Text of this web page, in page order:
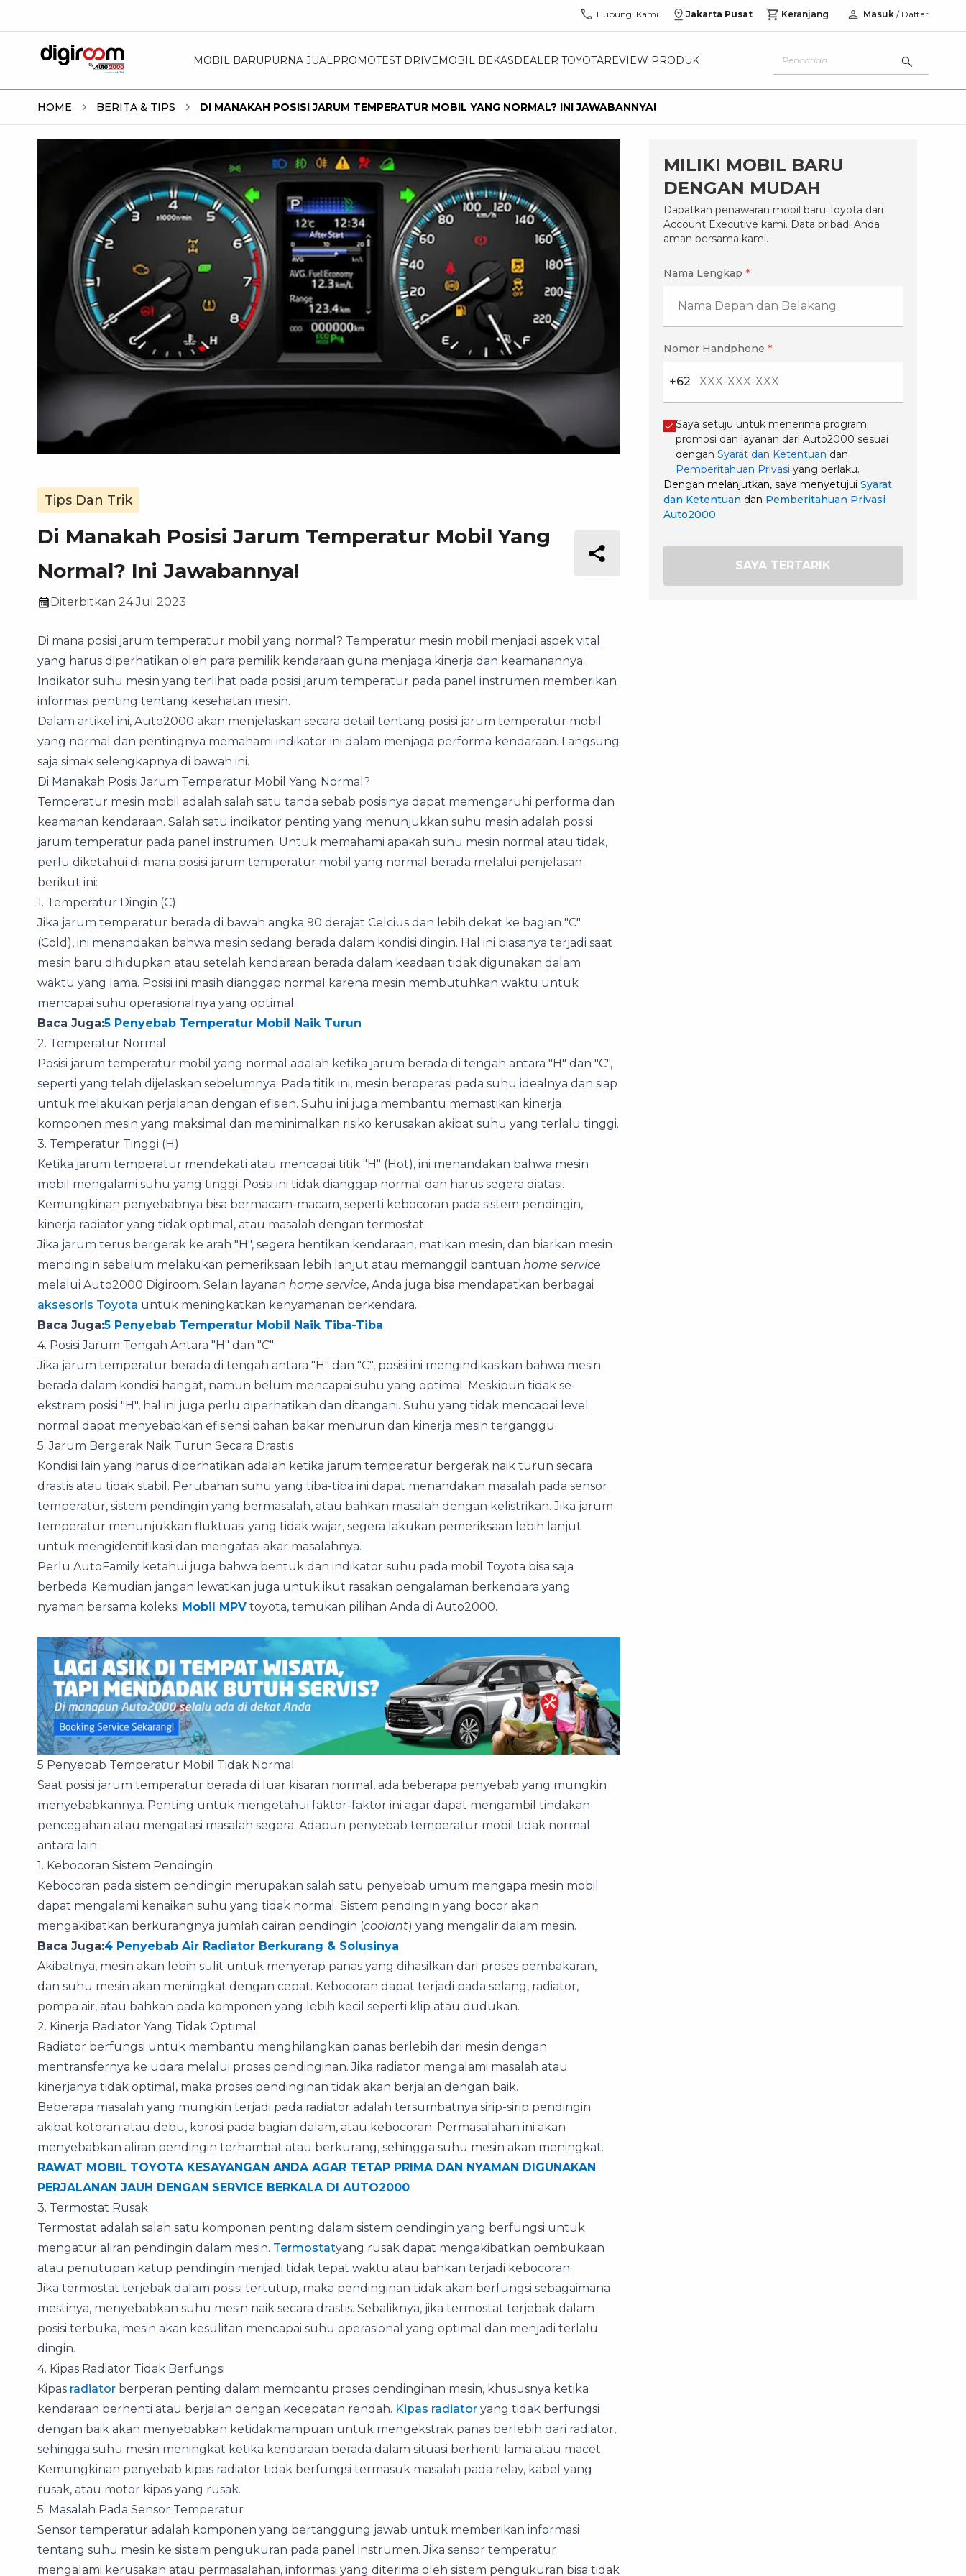
Hubungi Kami Jakarta Pusat Keranjang Masuk / Daftar
MOBIL BARUPURNA JUAL PROMOTEST DRIVEMOBIL BEKASDEALER TOYOTAREVIEW PRODUK
HOME BERITA & TIPS DI MANAKAH POSISI JARUM TEMPERATUR MOBIL YANG NORMAL? INI JAWABANNYA!
Tips Dan Trik
Di Manakah Posisi Jarum Temperatur Mobil Yang
Normal? Ini Jawabannya!
Diterbitkan 24 Jul 2023
Di mana posisi jarum temperatur mobil yang normal? Temperatur mesin mobil menjadi aspek vital
yang harus diperhatikan oleh para pemilik kendaraan guna menjaga kinerja dan keamanannya.
Indikator suhu mesin yang terlihat pada posisi jarum temperatur pada panel instrumen memberikan
informasi penting tentang kesehatan mesin.
Dalam artikel ini, Auto2000 akan menjelaskan secara detail tentang posisi jarum temperatur mobil
yang normal dan pentingnya memahami indikator ini dalam menjaga performa kendaraan. Langsung
saja simak selengkapnya di bawah ini.
Di Manakah Posisi Jarum Temperatur Mobil Yang Normal?
Temperatur mesin mobil adalah salah satu tanda sebab posisinya dapat memengaruhi performa dan
keamanan kendaraan. Salah satu indikator penting yang menunjukkan suhu mesin adalah posisi
jarum temperatur pada panel instrumen. Untuk memahami apakah suhu mesin normal atau tidak,
perlu diketahui di mana posisi jarum temperatur mobil yang normal berada melalui penjelasan
berikut ini:
1. Temperatur Dingin (C)
Jika jarum temperatur berada di bawah angka 90 derajat Celcius dan lebih dekat ke bagian "C"
(Cold), ini menandakan bahwa mesin sedang berada dalam kondisi dingin. Hal ini biasanya terjadi saat
mesin baru dihidupkan atau setelah kendaraan berada dalam keadaan tidak digunakan dalam
waktu yang lama. Posisi ini masih dianggap normal karena mesin membutuhkan waktu untuk
mencapai suhu operasionalnya yang optimal.
Baca Juga:5 Penyebab Temperatur Mobil Naik Turun
2. Temperatur Normal
Posisi jarum temperatur mobil yang normal adalah ketika jarum berada di tengah antara "H" dan "C",
seperti yang telah dijelaskan sebelumnya. Pada titik ini, mesin beroperasi pada suhu idealnya dan siap
untuk melakukan perjalanan dengan efisien. Suhu ini juga membantu memastikan kinerja
komponen mesin yang maksimal dan meminimalkan risiko kerusakan akibat suhu yang terlalu tinggi.
3. Temperatur Tinggi (H)
Ketika jarum temperatur mendekati atau mencapai titik "H" (Hot), ini menandakan bahwa mesin
mobil mengalami suhu yang tinggi. Posisi ini tidak dianggap normal dan harus segera diatasi.
Kemungkinan penyebabnya bisa bermacam-macam, seperti kebocoran pada sistem pendingin,
kinerja radiator yang tidak optimal, atau masalah dengan termostat.
Jika jarum terus bergerak ke arah "H", segera hentikan kendaraan, matikan mesin, dan biarkan mesin
mendingin sebelum melakukan pemeriksaan lebih lanjut atau memanggil bantuan home service
melalui Auto2000 Digiroom. Selain layanan home service, Anda juga bisa mendapatkan berbagai
aksesoris Toyota untuk meningkatkan kenyamanan berkendara.
Baca Juga:5 Penyebab Temperatur Mobil Naik Tiba-Tiba
4. Posisi Jarum Tengah Antara "H" dan "C"
Jika jarum temperatur berada di tengah antara "H" dan "C", posisi ini mengindikasikan bahwa mesin
berada dalam kondisi hangat, namun belum mencapai suhu yang optimal. Meskipun tidak se-
ekstrem posisi "H", hal ini juga perlu diperhatikan dan ditangani. Suhu yang tidak mencapai level
normal dapat menyebabkan efisiensi bahan bakar menurun dan kinerja mesin terganggu.
5. Jarum Bergerak Naik Turun Secara Drastis
Kondisi lain yang harus diperhatikan adalah ketika jarum temperatur bergerak naik turun secara
drastis atau tidak stabil. Perubahan suhu yang tiba-tiba ini dapat menandakan masalah pada sensor
temperatur, sistem pendingin yang bermasalah, atau bahkan masalah dengan kelistrikan. Jika jarum
temperatur menunjukkan fluktuasi yang tidak wajar, segera lakukan pemeriksaan lebih lanjut
untuk mengidentifikasi dan mengatasi akar masalahnya.
Perlu AutoFamily ketahui juga bahwa bentuk dan indikator suhu pada mobil Toyota bisa saja
berbeda. Kemudian jangan lewatkan juga untuk ikut rasakan pengalaman berkendara yang
nyaman bersama koleksi Mobil MPV toyota, temukan pilihan Anda di Auto2000.
5 Penyebab Temperatur Mobil Tidak Normal
Saat posisi jarum temperatur berada di luar kisaran normal, ada beberapa penyebab yang mungkin
menyebabkannya. Penting untuk mengetahui faktor-faktor ini agar dapat mengambil tindakan
pencegahan atau mengatasi masalah segera. Adapun penyebab temperatur mobil tidak normal
antara lain:
1. Kebocoran Sistem Pendingin
Kebocoran pada sistem pendingin merupakan salah satu penyebab umum mengapa mesin mobil
dapat mengalami kenaikan suhu yang tidak normal. Sistem pendingin yang bocor akan
mengakibatkan berkurangnya jumlah cairan pendingin (coolant) yang mengalir dalam mesin.
Baca Juga:4 Penyebab Air Radiator Berkurang & Solusinya
Akibatnya, mesin akan lebih sulit untuk menyerap panas yang dihasilkan dari proses pembakaran,
dan suhu mesin akan meningkat dengan cepat. Kebocoran dapat terjadi pada selang, radiator,
pompa air, atau bahkan pada komponen yang lebih kecil seperti klip atau dudukan.
2. Kinerja Radiator Yang Tidak Optimal
Radiator berfungsi untuk membantu menghilangkan panas berlebih dari mesin dengan
mentransfernya ke udara melalui proses pendinginan. Jika radiator mengalami masalah atau
kinerjanya tidak optimal, maka proses pendinginan tidak akan berjalan dengan baik.
Beberapa masalah yang mungkin terjadi pada radiator adalah tersumbatnya sirip-sirip pendingin
akibat kotoran atau debu, korosi pada bagian dalam, atau kebocoran. Permasalahan ini akan
menyebabkan aliran pendingin terhambat atau berkurang, sehingga suhu mesin akan meningkat.
RAWAT MOBIL TOYOTA KESAYANGAN ANDA AGAR TETAP PRIMA DAN NYAMAN DIGUNAKAN
PERJALANAN JAUH DENGAN SERVICE BERKALA DI AUTO2000
3. Termostat Rusak
Termostat adalah salah satu komponen penting dalam sistem pendingin yang berfungsi untuk
mengatur aliran pendingin dalam mesin. Termostatyang rusak dapat mengakibatkan pembukaan
atau penutupan katup pendingin menjadi tidak tepat waktu atau bahkan terjadi kebocoran.
Jika termostat terjebak dalam posisi tertutup, maka pendinginan tidak akan berfungsi sebagaimana
mestinya, menyebabkan suhu mesin naik secara drastis. Sebaliknya, jika termostat terjebak dalam
posisi terbuka, mesin akan kesulitan mencapai suhu operasional yang optimal dan menjadi terlalu
dingin.
4. Kipas Radiator Tidak Berfungsi
Kipas radiator berperan penting dalam membantu proses pendinginan mesin, khususnya ketika
kendaraan berhenti atau berjalan dengan kecepatan rendah. Kipas radiator yang tidak berfungsi
dengan baik akan menyebabkan ketidakmampuan untuk mengekstrak panas berlebih dari radiator,
sehingga suhu mesin meningkat ketika kendaraan berada dalam situasi berhenti lama atau macet.
Kemungkinan penyebab kipas radiator tidak berfungsi termasuk masalah pada relay, kabel yang
rusak, atau motor kipas yang rusak.
5. Masalah Pada Sensor Temperatur
Sensor temperatur adalah komponen yang bertanggung jawab untuk memberikan informasi
tentang suhu mesin ke sistem pengukuran pada panel instrumen. Jika sensor temperatur
mengalami kerusakan atau permasalahan, informasi yang diterima oleh sistem pengukuran bisa tidak
MILIKI MOBIL BARU
DENGAN MUDAH
Dapatkan penawaran mobil baru Toyota dari
Account Executive kami. Data pribadi Anda
aman bersama kami.
Nama Lengkap *
Nomor Handphone *
+62
Saya setuju untuk menerima program
promosi dan layanan dari Auto2000 sesuai
dengan Syarat dan Ketentuan dan
Pemberitahuan Privasi yang berlaku.
Dengan melanjutkan, saya menyetujui Syarat
dan Ketentuan dan Pemberitahuan Privasi
Auto2000
SAYA TERTARIK